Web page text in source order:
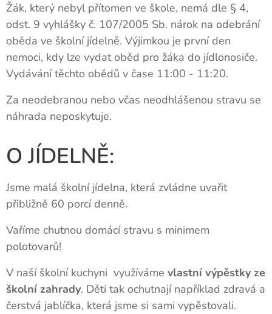
Žák, který nebyl přítomen ve škole, nemá dle § 4,
odst. 9 vyhlášky č. 107/2005 Sb. nárok na odebrání
oběda ve školní jídelně. Výjimkou je první den
nemoci, kdy lze vydat oběd pro žáka do jídlonosiče.
Vydávání těchto obědů v čase 11:00 - 11:20.
Za neodebranou nebo včas neodhlášenou stravu se
náhrada neposkytuje.
O JÍDELNĚ:
Jsme malá školní jídelna, která zvládne uvařit
přibližně 60 porcí denně.
Vaříme chutnou domácí stravu s minimem
polotovarů!
V naší školní kuchyni využíváme vlastní výpěstky ze
školní zahrady. Děti tak ochutnají například zdravá a
čerstvá jablíčka, která jsme si sami vypěstovali.